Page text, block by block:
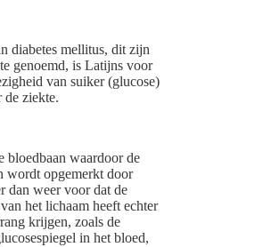
diabetes mellitus, dit zijn
genoemd, is Latijns voor
van suiker (glucose)
de ziekte.
bloedbaan waardoor de
wordt opgemerkt door
dan weer voor dat de
het lichaam heeft echter
krijgen, zoals de
in het bloed,